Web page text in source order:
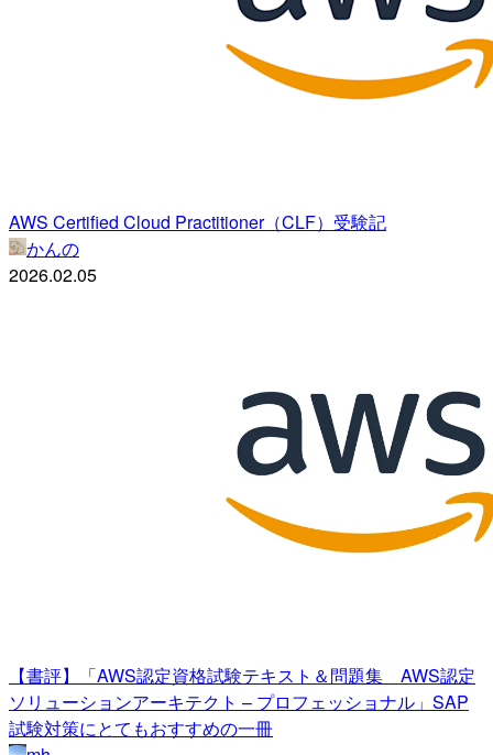
AWS Certified Cloud Practitioner（CLF）受験記
かんの
2026.02.05
【書評】「AWS認定資格試験テキスト＆問題集 AWS認定
ソリューションアーキテクト – プロフェッショナル」SAP
試験対策にとてもおすすめの一冊